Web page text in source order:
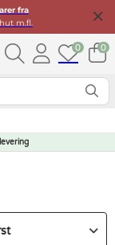
fra
m.fl.
0 0